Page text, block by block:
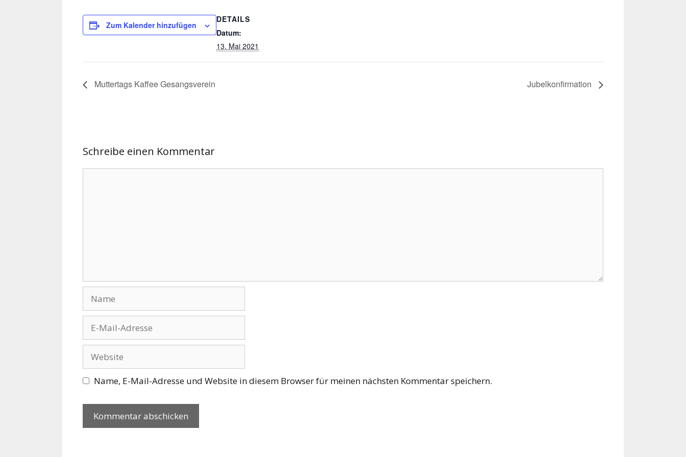
Zum Kalender hinzufügen
DETAILS
Datum:
13. Mai 2021
Muttertags Kaffee Gesangsverein Jubelkonfirmation
Schreibe einen Kommentar
Name
Website
Name, E-Mail-Adresse und Website in diesem Browser für meinen nächsten Kommentar speichern.